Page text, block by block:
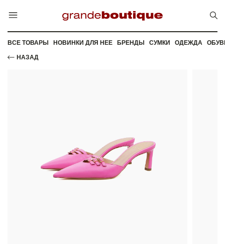
ВСЕ ТОВАРЫ НОВИНКИ ДЛЯ НЕЕ БРЕНДЫ СУМКИ ОДЕЖДА
НАЗАД